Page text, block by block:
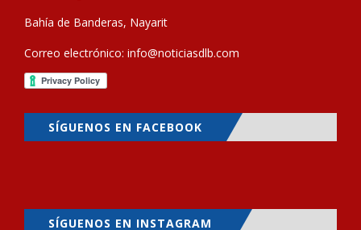
Bahía de Banderas, Nayarit
Correo electrónico: info@noticiasdlb.com
SÍGUENOS EN FACEBOOK
SÍGUENOS EN INSTAGRAM